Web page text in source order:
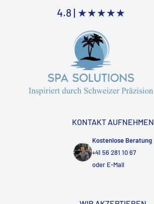
4.8 | ★★★★★
KONTAKT AUFNEHMEN
Kostenlose Beratung
+41 56 281 10 67
oder E-Mail